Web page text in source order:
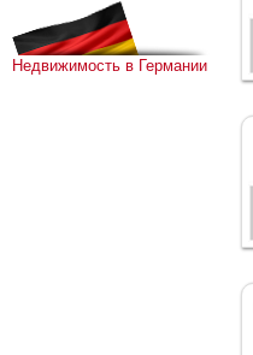
Недвижимость в Германии